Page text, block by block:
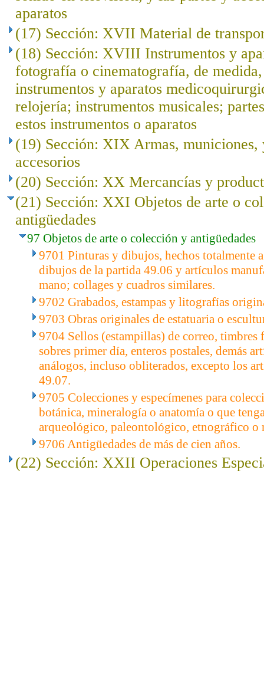
aparatos
(17) Sección: XVII Material de
(18) Sección: XVIII Instrumentos y
fotografía o cinematografía, de
instrumentos y aparatos
relojería; instrumentos musicales;
estos instrumentos o aparatos
(19) Sección: XIX Armas, municiones,
accesorios
(20) Sección: XX Mercancías y
(21) Sección: XXI Objetos de arte o
antigüedades
97 Objetos de arte o colección y antigüedades
9701 Pinturas y dibujos, hechos totalmente
dibujos de la partida 49.06 y artículos
mano; collages y cuadros similares.
9702 Grabados, estampas y litografías
9703 Obras originales de estatuaria o
9704 Sellos (estampillas) de correo, timbres
sobres primer día, enteros postales, demás
análogos, incluso obliterados, excepto los
49.07.
9705 Colecciones y especímenes para
botánica, mineralogía o anatomía o que
arqueológico, paleontológico, etnográfico o
9706 Antigüedades de más de cien años.
(22) Sección: XXII Operaciones